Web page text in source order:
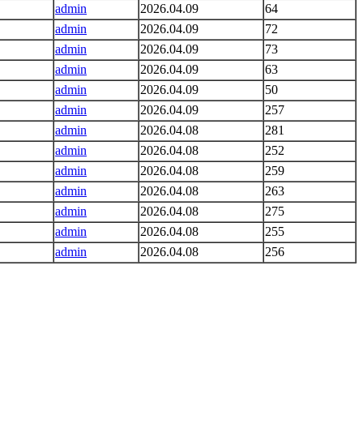
admin 2026.04.09
64
admin 2026.04.09
72
admin 2026.04.09
73
admin 2026.04.09
63
admin 2026.04.09
50
admin 2026.04.09
257
admin 2026.04.08
281
admin 2026.04.08
252
admin 2026.04.08
259
admin 2026.04.08
263
admin 2026.04.08
275
admin 2026.04.08
255
admin 2026.04.08
256